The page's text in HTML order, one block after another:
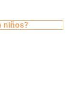
niños?